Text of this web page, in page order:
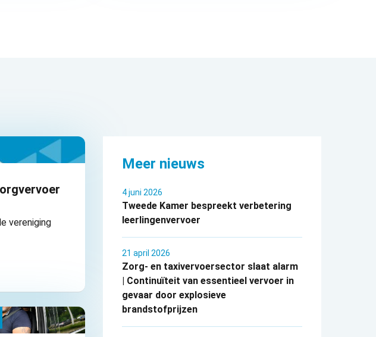
vereniging
Meer nieuws
4 juni 2026
Tweede Kamer bespreekt verbetering
leerlingenvervoer
21 april 2026
Zorg- en taxivervoersector slaat alarm
| Continuïteit van essentieel vervoer in
gevaar door explosieve
brandstofprijzen